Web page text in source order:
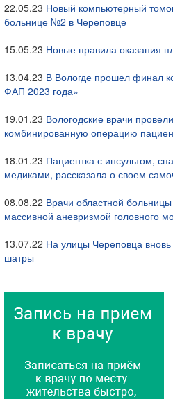
22.05.23 Новый компьютерный
больнице №2 в Череповце
15.05.23 Новые правила оказания
13.04.23 В Вологде прошел финал
ФАП 2023 года»
19.01.23 Вологодские врачи
комбинированную операцию
18.01.23 Пациентка с инсультом,
медиками, рассказала о своем
08.08.22 Врачи областной
массивной аневризмой головного
13.07.22 На улицы Череповца
шатры